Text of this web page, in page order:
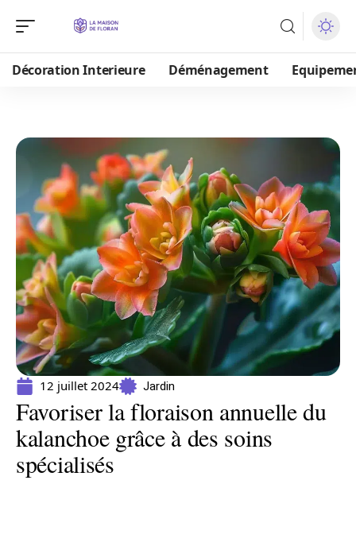
Décoration Interieure Déménagement
12 juillet 2024 Jardin
Favoriser la floraison annuelle du
kalanchoe grâce à des soins
spécialisés